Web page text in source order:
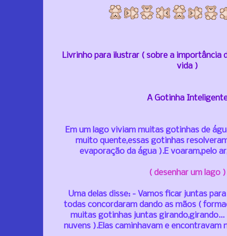
Livrinho para ilustrar ( sobre a importância
vida )
A Gotinha
Em um lago viviam muitas gotinhas de
muito quente,essas gotinhas
evaporação da água ).E voaram,pelo
( desenhar um lago )
Uma delas disse: - Vamos ficar juntas
todas concordaram dando as mãos (
muitas gotinhas juntas
nuvens ).Elas caminhavam e encontravam